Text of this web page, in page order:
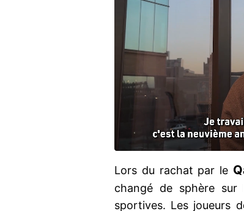
Lors du rachat par le
changé de sphère
sportives. Les joueurs